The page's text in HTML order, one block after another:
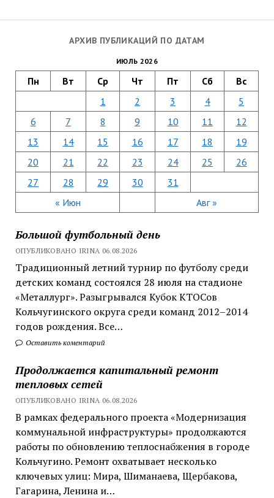
АРХИВ ПУБЛИКАЦИЙ ПО ДАТАМ
ИЮЛЬ 2026
Пн Вт Ср Чт Пт Сб Вс
« Июн Авг »
1 2 3 4
5
6
7 8 9 10 11
12
13
14 15 16 17 18
19
20
21 22 23 24 25
26
27
28 29 30 31
Большой футбольный день
ОПУБЛИКОВАНО IRINA 06.08.2026
Традиционный летний турнир по футболу среди
детских команд состоялся 28 июля на стадионе
«Металлург». Разыгрывался Кубок КТОСов
Кольчугинского округа среди команд 2012–2014
годов рождения. Все…
Оставить коментарий
Продолжается капитальный ремонт
тепловых сетей
ОПУБЛИКОВАНО IRINA 06.08.2026
В рамках федерального проекта «Модернизация
коммунальной инфраструктуры» продолжаются
работы по обновлению теплоснабжения в городе
Кольчугино. Ремонт охватывает несколько
ключевых улиц: Мира, Шиманаева, Щербакова,
Гагарина, Ленина и…